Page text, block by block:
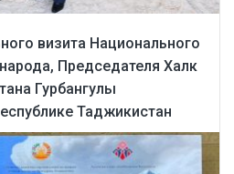
визита Национального
Председателя Халк
Гурбангулы
Таджикистан